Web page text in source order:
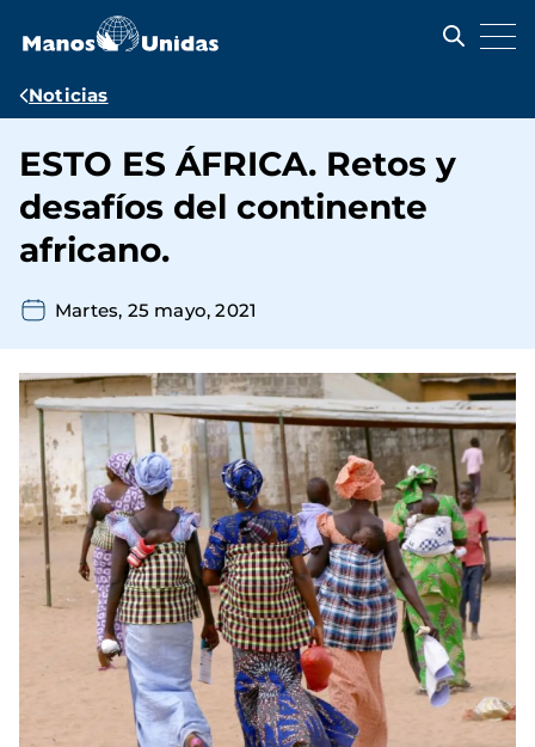
contenido
Ruta
navegación
Noticias
ESTO ES ÁFRICA. Retos y
desafíos del continente
africano.
Martes, 25 mayo, 2021